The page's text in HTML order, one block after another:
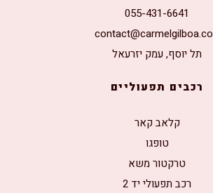
055-431-6641
תל יוסף, עמק יזרעאל
רכבים תפעוליים
קלאב קאר
טופגו
טרקטור משא
רכב תפעולי יד 2